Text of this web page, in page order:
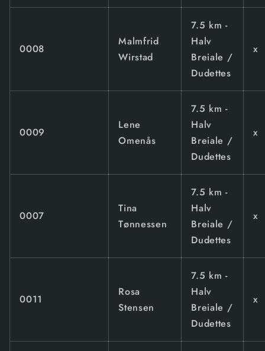
0008
Malmfrid
Wirstad
7.5 km -
Halv
Breiale /
Dudettes
x
0009
Lene
Omenås
7.5 km -
Halv
Breiale /
Dudettes
x
0007
Tina
Tønnessen
7.5 km -
Halv
Breiale /
Dudettes
x
0011
Rosa
Stensen
7.5 km -
Halv
Breiale /
Dudettes
x